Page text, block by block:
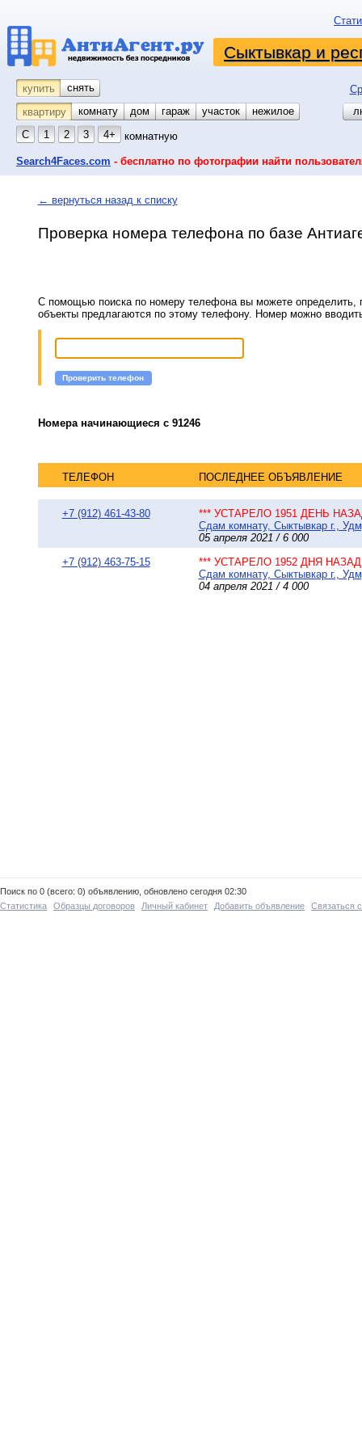
Сыктывкар и
купить снять
квартиру
комнату койко-место
дом гараж участок
нежилое
С
1 2 3 4+ комнатную
Search4Faces.com - бесплатно по фотографии найти
← вернуться назад к списку
Проверка номера телефона по базе
С помощью поиска по номеру телефона вы можете определить,
объекты предлагаются по этому телефону. Номер можно
Проверить телефон
Номера начинающиеся с 91246
ТЕЛЕФОН ПОСЛЕДНЕЕ ОБЪЯВЛЕНИЕ
+7 (912) 461-43-80
*** УСТАРЕЛО 1951 ДЕНЬ
Сдам комнату, Сыктывкар г.,
05 апреля 2021 / 6 000
+7 (912) 463-75-15
*** УСТАРЕЛО 1952 ДНЯ НАЗАД
Сдам комнату, Сыктывкар г.,
04 апреля 2021 / 4 000
Поиск по 0 (всего: 0) объявлению, обновлено сегодня 02:30
Статистика
Образцы договоров Личный кабинет Добавить объявление Связаться